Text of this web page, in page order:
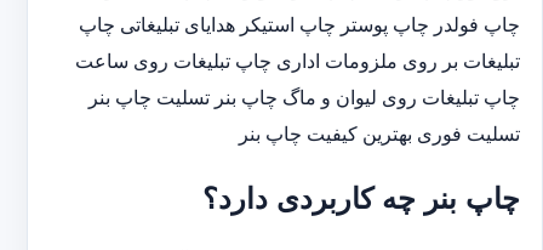
چاپ فولدر چاپ پوستر چاپ استیکر هدایای تبلیغاتی چاپ
تبلیغات بر روی ملزومات اداری چاپ تبلیغات روی ساعت
چاپ تبلیغات روی لیوان و ماگ چاپ بنر تسلیت چاپ بنر
تسلیت فوری بهترین کیفیت چاپ بنر
چاپ بنر چه کاربردی دارد؟